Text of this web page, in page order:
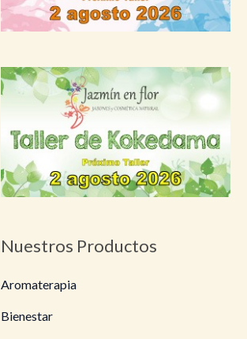
Nuestros Productos
Aromaterapia
Bienestar